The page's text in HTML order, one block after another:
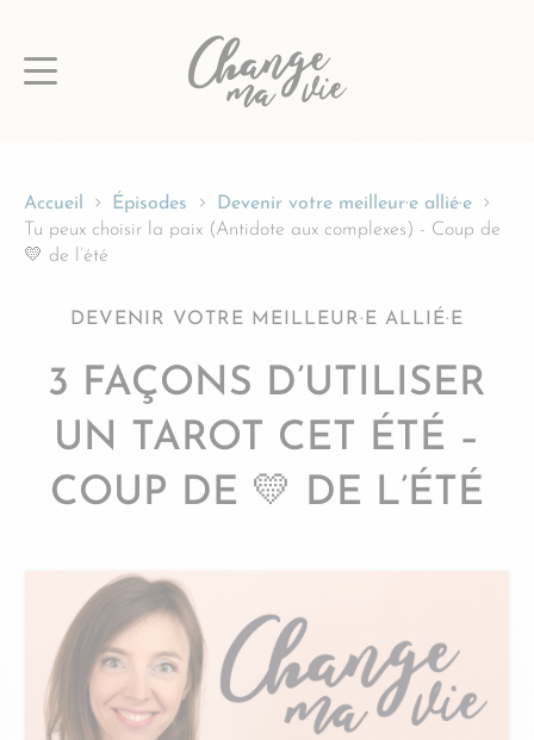
au
Accueil Épisodes
Devenir votre meilleur·e allié·e
Tu peux choisir la paix (Antidote aux complexes) - Coup de
💛 de l’été
DEVENIR VOTRE MEILLEUR·E ALLIÉ·E
3 FAÇONS D’UTILISER
UN TAROT CET ÉTÉ –
COUP DE 💛 DE L’ÉTÉ